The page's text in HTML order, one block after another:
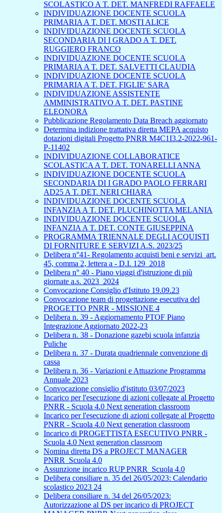
SCOLASTICO A T. DET. MANFREDI RAFFAELE
INDIVIDUAZIONE DOCENTE SCUOLA
PRIMARIA A T. DET. MOSTI ALICE
INDIVIDUAZIONE DOCENTE SCUOLA
SECONDARIA DI I GRADO A T. DET.
RUGGIERO FRANCO
INDIVIDUAZIONE DOCENTE SCUOLA
PRIMARIA A T. DET. SALVETTI CLAUDIA
INDIVIDUAZIONE DOCENTE SCUOLA
PRIMARIA A T. DET. FIGLIE' SARA
INDIVIDUAZIONE ASSISTENTE
AMMINISTRATIVO A T. DET. PASTINE
ELEONORA
Pubblicazione Regolamento Data Breach aggiornato
Determina indizione trattativa diretta MEPA acquisto
dotazioni digitali Progetto PNRR M4C1I3.2-2022-961-
P-11402
INDIVIDUAZIONE COLLABORATICE
SCOLASTICA A T. DET. TONARELLI ANNA
INDIVIDUAZIONE DOCENTE SCUOLA
SECONDARIA DI I GRADO PAOLO FERRARI
AD25 A T. DET. NERI CHIARA
INDIVIDUAZIONE DOCENTE SCUOLA
INFANZIA A T. DET. PLUCHINOTTA MELANIA
INDIVIDUAZIONE DOCENTE SCUOLA
INFANZIA A T. DET. CONTE GIUSEPPINA
PROGRAMMA TRIENNALE DEGLI ACQUISTI
DI FORNITURE E SERVIZI A.S. 2023/25
Delibera n°41- Regolamento acquisti beni e servizi_art.
45, comma 2, lettera a - D.I. 129_2018
Delibera n° 40 - Piano viaggi d'istruzione di più
giornate a.s. 2023_2024
Convocazione Consiglio d'Istituto 19.09.23
Convocazione team di progettazione esecutiva del
PROGETTO PNRR - MISSIONE 4
Delibera n. 39 - Aggiornamento PTOF Piano
Integrazione Aggiornato 2022-23
Delibera n. 38 - Donazione gazebi scuola infanzia
Puliche
Delibera n. 37 - Durata quadriennale convenzione di
cassa
Delibera n. 36 - Variazioni e Attuazione Programma
Annuale 2023
Convocazione consiglio d'istituto 03/07/2023
Incarico per l'esecuzione di azioni collegate al Progetto
PNRR - Scuola 4.0 Next generation classroom
Incarico per l'esecuzione di azioni collegate al Progetto
PNRR - Scuola 4.0 Next generation classroom
Incarico di PROGETTISTA ESECUTIVO PNRR -
Scuola 4.0 Next generation classroom
Nomina diretta DS a PROJECT MANAGER
PNRR_Scuola 4.0
Assunzione incarico RUP PNRR_Scuola 4.0
Delibera consiliare n. 35 del 26/05/2023: Calendario
scolastico 2023 24
Delibera consiliare n. 34 del 26/05/2023:
Autorizzazione al DS per incarico di PROJECT